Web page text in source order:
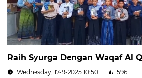
Raih Syurga Dengan Waqaf Al
Wednesday, 17-9-2025 10:50 596